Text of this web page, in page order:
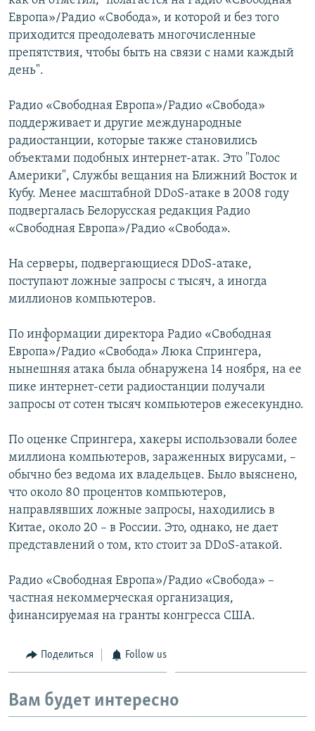
Европа»/Радио «Свобода», и которой и без того
приходится преодолевать многочисленные
препятствия, чтобы быть на связи с нами каждый
день".
Радио «Свободная Европа»/Радио «Свобода»
поддерживает и другие международные
радиостанции, которые также становились
объектами подобных интернет-атак. Это "Голос
Америки", Службы вещания на Ближний Восток и
Кубу. Менее масштабной DDoS-атаке в 2008 году
подвергалась Белорусская редакция Радио
«Свободная Европа»/Радио «Свобода».
На серверы, подвергающиеся DDoS-атаке,
поступают ложные запросы с тысяч, а иногда
миллионов компьютеров.
По информации директора Радио «Свободная
Европа»/Радио «Свобода» Люка Спрингера,
нынешняя атака была обнаружена 14 ноября, на ее
пике интернет-сети радиостанции получали
запросы от сотен тысяч компьютеров ежесекундно.
По оценке Спрингера, хакеры использовали более
миллиона компьютеров, зараженных вирусами, –
обычно без ведома их владельцев. Было выяснено,
что около 80 процентов компьютеров,
направлявших ложные запросы, находились в
Китае, около 20 – в России. Это, однако, не дает
представлений о том, кто стоит за DDoS-атакой.
Радио «Свободная Европа»/Радио «Свобода» –
частная некоммерческая организация,
финансируемая на гранты конгресса США.
Поделиться Follow us
Вам будет интересно